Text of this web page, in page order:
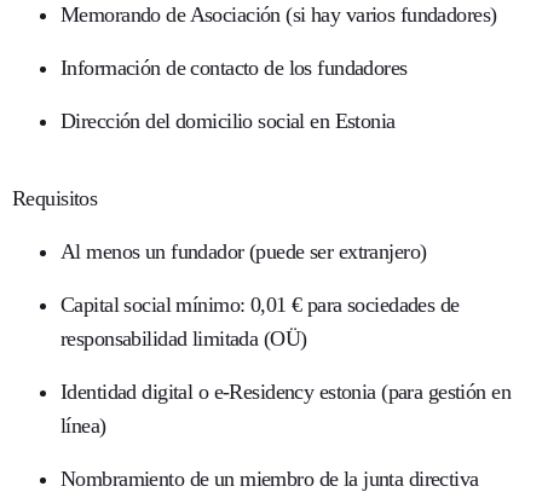
Memorando de Asociación (si hay varios fundadores)
Información de contacto de los fundadores
Dirección del domicilio social en Estonia
Requisitos
Al menos un fundador (puede ser extranjero)
Capital social mínimo: 0,01 € para sociedades de
responsabilidad limitada (OÜ)
Identidad digital o e-Residency estonia (para gestión en
línea)
Nombramiento de un miembro de la junta directiva